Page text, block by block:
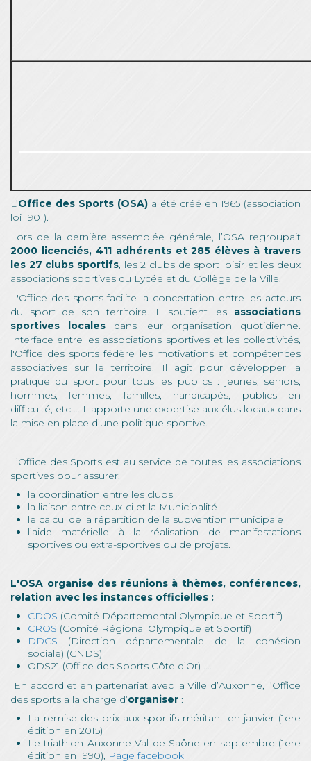
L’Office des Sports (OSA) a été créé en 1965 (association
loi 1901).
Lors de la dernière assemblée générale, l’OSA regroupait
2000 licenciés, 411 adhérents et 285 élèves à travers
les 27 clubs sportifs, les 2 clubs de sport loisir et les deux
associations sportives du Lycée et du Collège de la Ville.
L'Office des sports facilite la concertation entre les acteurs
du sport de son territoire. Il soutient les associations
sportives locales dans leur organisation quotidienne.
Interface entre les associations sportives et les collectivités,
l'Office des sports fédère les motivations et compétences
associatives sur le territoire. Il agit pour développer la
pratique du sport pour tous les publics : jeunes, seniors,
hommes, femmes, familles, handicapés, publics en
difficulté, etc ... Il apporte une expertise aux élus locaux dans
la mise en place d’une politique sportive.
L’Office des Sports est au service de toutes les associations
sportives pour assurer:
la coordination entre les clubs
la liaison entre ceux-ci et la Municipalité
le calcul de la répartition de la subvention municipale
l’aide matérielle à la réalisation de manifestations
sportives ou extra-sportives ou de projets.
L'OSA organise des réunions à thèmes, conférences,
relation avec les instances officielles :
CDOS (Comité Départemental Olympique et Sportif)
CROS (Comité Régional Olympique et Sportif)
DDCS (Direction départementale de la cohésion
sociale) (CNDS)
ODS21 (Office des Sports Côte d’Or) ....
En accord et en partenariat avec la Ville d’Auxonne, l’Office
des sports a la charge d’organiser :
La remise des prix aux sportifs méritant en janvier (1ere
édition en 2015)
Le triathlon Auxonne Val de Saône en septembre (1ere
édition en 1990), Page facebook